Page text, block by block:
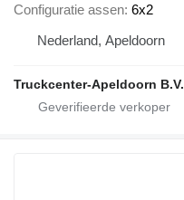
Configuratie assen 6x2
Nederland, Apeldoorn
Truckcenter-Apeldoorn B.V.